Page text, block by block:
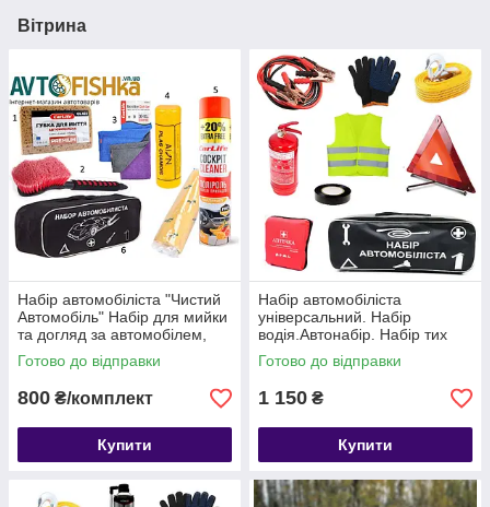
Вітрина
Набір автомобіліста "Чистий
Автомобіль" Набір для мийки
та догляд за автомобілем,
універсальний набір автохімії
Готово до відправки
800 ₴/комплект
Купити
Набір автомобіліста
універсальний. Набір
водія.Автонабір. Набір тих
допомоги
Готово до відправки
1 150 ₴
Купити